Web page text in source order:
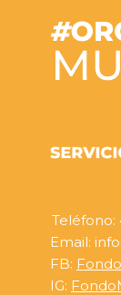
Teléfono:
Email:
FB:
IG: